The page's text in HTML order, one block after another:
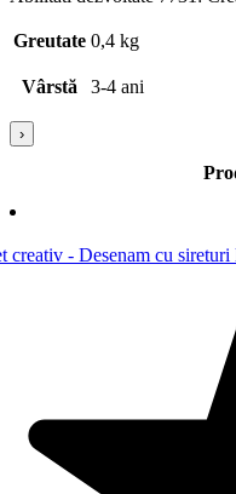
Greutate 0,4 kg
Vârstă 3-4 ani
›